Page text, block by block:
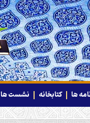
ها کتابخانه نشست ها